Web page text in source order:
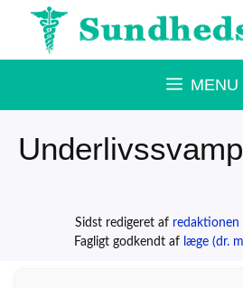
Hop
MENU
Underlivssvamp
Sidst redigeret af redaktionen
Fagligt godkendt af læge (dr.